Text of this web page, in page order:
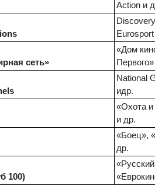
Action и
сеть»
«Дом
National
идр.
«Охота и
и др.
«Боец»,
др.
100)